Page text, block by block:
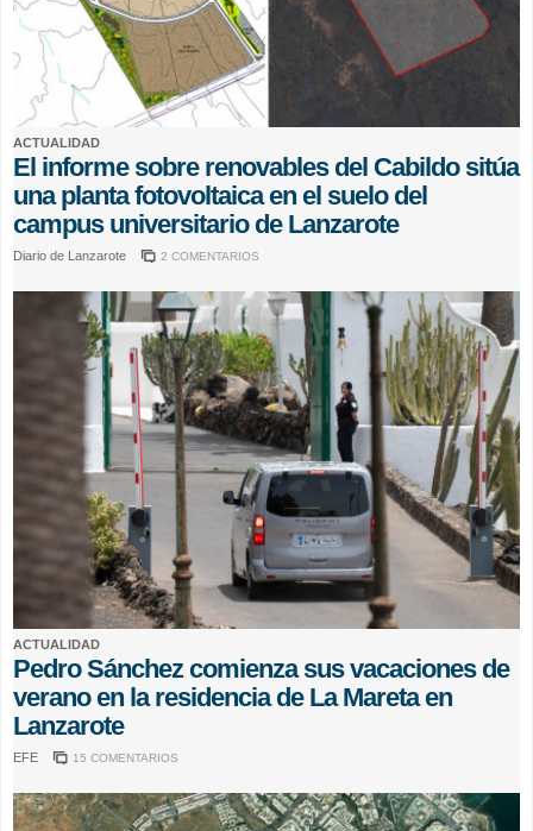
ACTUALIDAD
El informe sobre renovables del Cabildo sitúa
una planta fotovoltaica en el suelo del
campus universitario de Lanzarote
Diario de Lanzarote 2 COMENTARIOS
ACTUALIDAD
Pedro Sánchez comienza sus vacaciones de
verano en la residencia de La Mareta en
Lanzarote
EFE 15 COMENTARIOS